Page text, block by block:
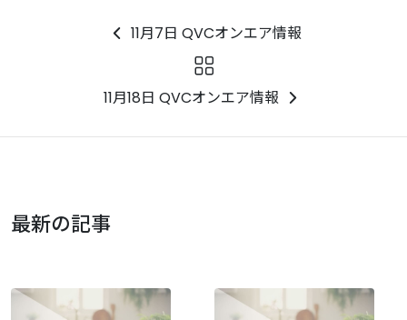
11月7日 QVCオンエア情報
11月18日 QVCオンエア情報
最新の記事